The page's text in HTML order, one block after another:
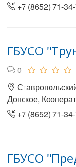
+7 (8652) 71-
ГБУСО
0
Донское,
+7 (8652) 71-
ГБУСО